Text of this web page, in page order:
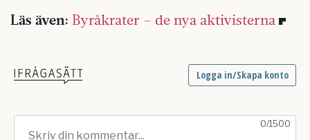
Läs även: Byråkrater – de nya aktivisterna